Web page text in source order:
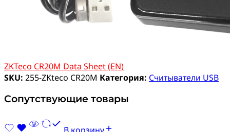
ZKTeco CR20M Data Sheet (EN)
SKU: 255-ZKteco CR20M Категория: Cчитыватели USB
Сопутствующие товары